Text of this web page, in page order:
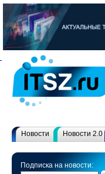
Новости Новости 2.0
Подписка на новости: